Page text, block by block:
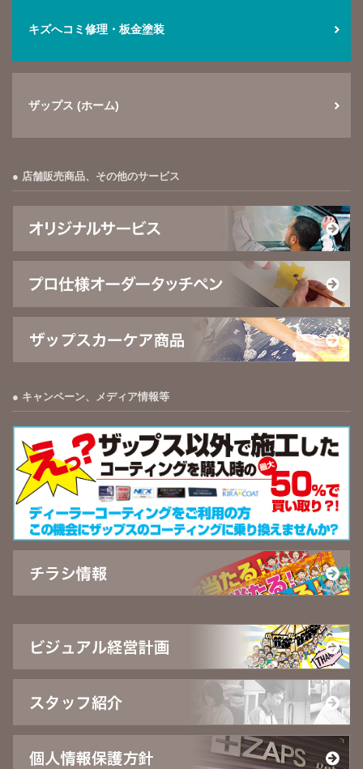
キズへコミ修理・板金塗装
ザップス (ホーム)
店舗販売商品、その他のサービス
キャンペーン、メディア情報等